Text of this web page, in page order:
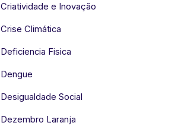
Criatividade e Inovação
Crise Climática
Deficiencia Fisica
Dengue
Desigualdade Social
Dezembro Laranja